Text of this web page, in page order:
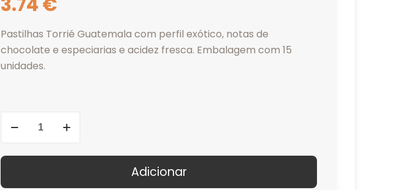
Pastilhas Torrié Guatemala com perfil exótico, notas de
chocolate e especiarias e acidez fresca. Embalagem com 15
unidades.
Quantidade
Guatemala
Adicionar